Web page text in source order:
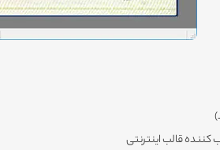
قالب اینترنتی